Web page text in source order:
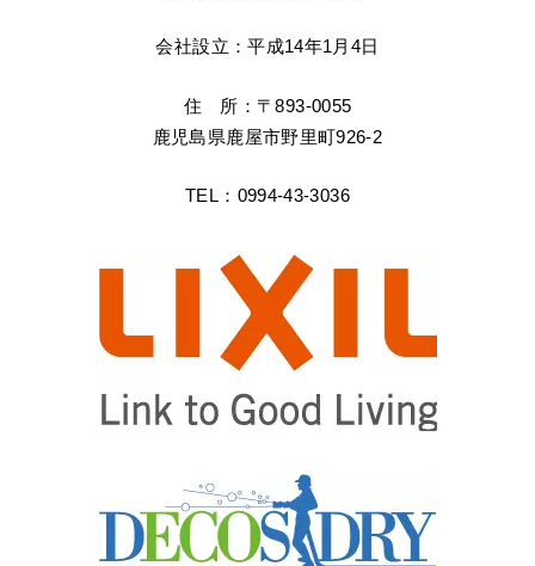
会社設立：平成14年1月4日
住 所：〒893-0055
鹿児島県鹿屋市野里町926-2
TEL：0994-43-3036